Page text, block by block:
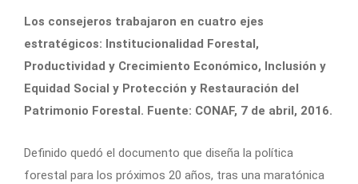
Los consejeros trabajaron en cuatro ejes
estratégicos: Institucionalidad Forestal,
Productividad y Crecimiento Económico, Inclusión y
Equidad Social y Protección y Restauración del
Patrimonio Forestal. Fuente: CONAF, 7 de abril, 2016.
Definido quedó el documento que diseña la política
forestal para los próximos 20 años, tras una maratónica